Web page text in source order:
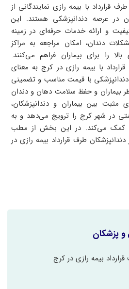
قرارداد با بیمه رازی نمایندگانی از
عرصه دندانپزشکی هستند. این
و ارائه خدمات حرفه‌ای در زمینه
دندان، امکان مراجعه به مراکز
بالا را برای بیماران فراهم می‌کنند.
با بیمه رازی در کرج به معنای
با قیمت مناسب و تضمینی
بیماران و حفظ سلامت دهان و دندان
بین بیماران و دندانپزشکان،
در شهر کرج را ترویج می‌دهد و به
کمک می‌کند. در این بخش از مطب
دندانپزشکان طرف قرارداد بیمه رازی در
و پزشکان
بیمه رازی در کرج